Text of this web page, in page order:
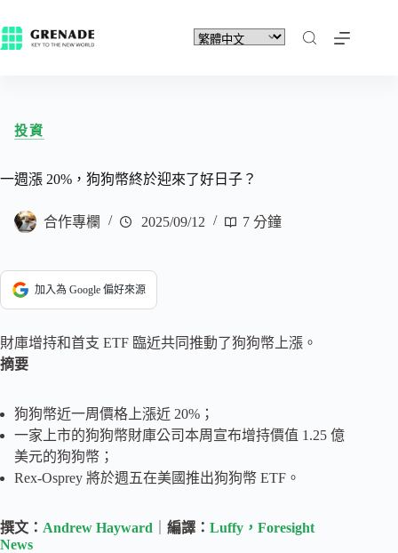
投資
一週漲 20%，狗狗幣終於迎來了好日子？
合作專欄 2025/09/12 7 分鐘
加入為 Google 偏好來源
財庫增持和首支 ETF 臨近共同推動了狗狗幣上漲。
摘要
狗狗幣近一周價格上漲近 20%；
一家上市的狗狗幣財庫公司本周宣布增持價值 1.25 億
美元的狗狗幣；
Rex-Osprey 將於週五在美國推出狗狗幣 ETF。
撰文： Andrew Hayward 編譯： Luffy，Foresight
News